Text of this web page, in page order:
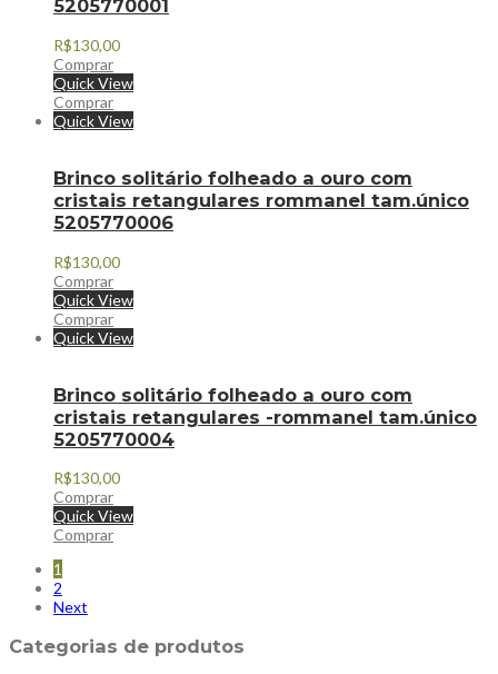
5205770001
R$130,00
Comprar
Quick View
Comprar
Quick View
Brinco solitário folheado a ouro com
cristais retangulares rommanel tam.único
5205770006
R$130,00
Comprar
Quick View
Comprar
Quick View
Brinco solitário folheado a ouro com
cristais retangulares -rommanel tam.único
5205770004
R$130,00
Comprar
Quick View
Comprar
1
2
Next
Categorias de produtos